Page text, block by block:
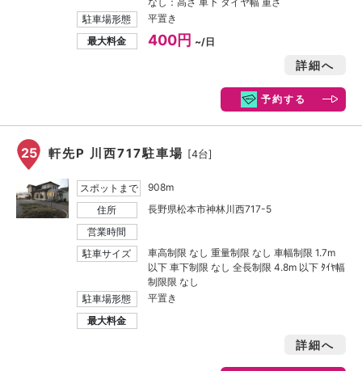
駐車場形態
平置き
最大料金
400円 ~/日
詳細へ
予約する
25 軒先P 川西717駐車場 [4台]
スポットまで
908m
住所
長野県松本市神林川西717-5
営業時間
駐車サイズ
車高制限 なし 重量制限 なし 車幅制限 1.7m
以下 車下制限 なし 全長制限 4.8m 以下 ﾀｲﾔ幅
制限限 なし
駐車場形態
平置き
最大料金
詳細へ